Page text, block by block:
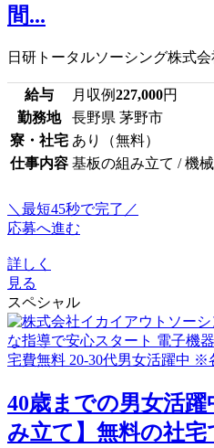
間...
日研トータルソーシング株式会
給与 月収例227,000円
勤務地
長野県 茅野市
寮・社宅 あり（無料）
仕事内容 基板の組み立て / 機
＼最短45秒で完了／
応募へ進む
詳しく
見る
スペシャル
40歳までの男女活
み立て】無料の社